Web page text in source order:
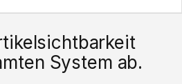
System ab.